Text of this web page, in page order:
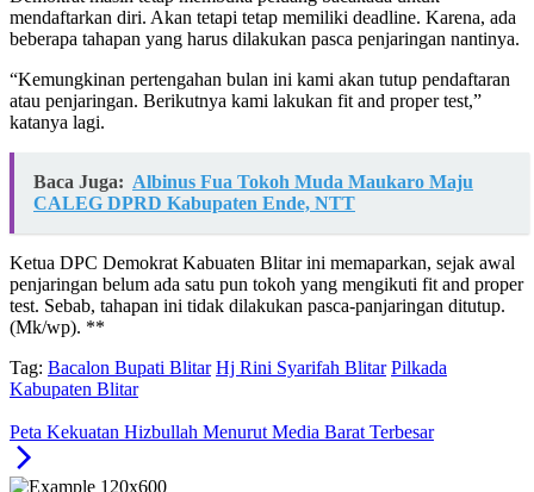
mendaftarkan diri. Akan tetapi tetap memiliki deadline. Karena, ada
beberapa tahapan yang harus dilakukan pasca penjaringan nantinya.
“Kemungkinan pertengahan bulan ini kami akan tutup pendaftaran
atau penjaringan. Berikutnya kami lakukan fit and proper test,”
katanya lagi.
Baca Juga: Albinus Fua Tokoh Muda Maukaro Maju
CALEG DPRD Kabupaten Ende, NTT
Ketua DPC Demokrat Kabuaten Blitar ini memaparkan, sejak awal
penjaringan belum ada satu pun tokoh yang mengikuti fit and proper
test. Sebab, tahapan ini tidak dilakukan pasca-panjaringan ditutup.
(Mk/wp). **
Tag: Bacalon Bupati Blitar Hj Rini Syarifah Blitar Pilkada
Kabupaten Blitar
Peta Kekuatan Hizbullah Menurut Media Barat Terbesar